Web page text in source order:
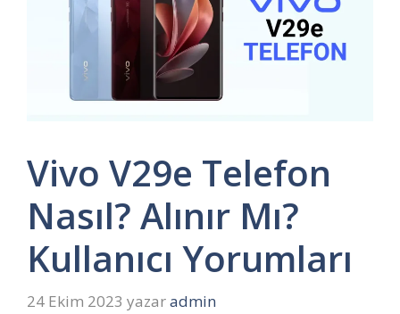
Vivo V29e Telefon
Nasıl? Alınır Mı?
Kullanıcı Yorumları
24 Ekim 2023 yazaradmin